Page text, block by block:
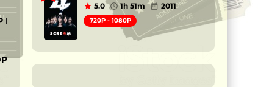
MP4
MP4
5.0 1h 51m 2011
720P - 1080P